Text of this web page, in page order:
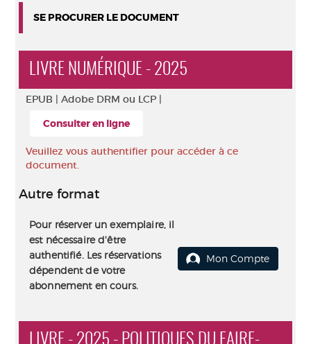
SE PROCURER LE DOCUMENT
LIVRE NUMÉRIQUE - 2025
EPUB | Adobe DRM ou LCP |
Consulter en ligne
Veuillez vous authentifier pour accéder à ce
document.
Autre format
Pour réserver un exemplaire, il
est nécessaire d'être
authentifié. Les réservations
dépendent de votre
abonnement en cours.
Mon Compte
LIVRE - 2025 - POLITIQUES DU FAIRE-